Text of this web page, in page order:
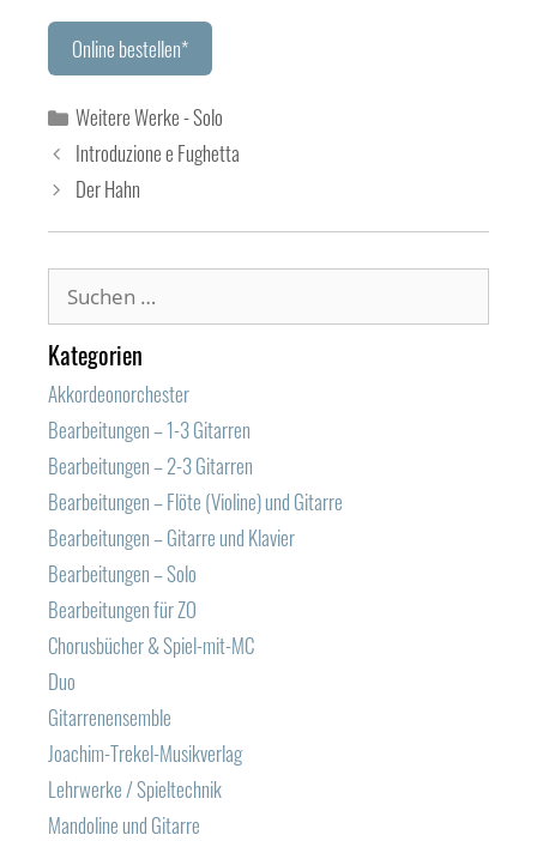
Online bestellen*
Kategorien
Weitere Werke - Solo
Introduzione e Fughetta
Der Hahn
nach:
Kategorien
Akkordeonorchester
Bearbeitungen – 1-3 Gitarren
Bearbeitungen – 2-3 Gitarren
Bearbeitungen – Flöte (Violine) und Gitarre
Bearbeitungen – Gitarre und Klavier
Bearbeitungen – Solo
Bearbeitungen für ZO
Chorusbücher & Spiel-mit-MC
Duo
Gitarrenensemble
Joachim-Trekel-Musikverlag
Lehrwerke / Spieltechnik
Mandoline und Gitarre